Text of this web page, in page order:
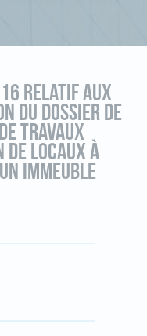
relatif aux
du dossier de
travaux
locaux à
immeuble